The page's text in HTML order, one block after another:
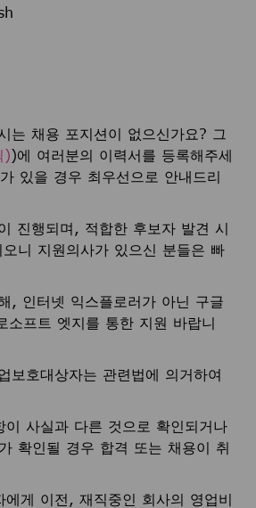
는 채용 포지션이 없으신가요? 그
))에 여러분의 이력서를 등록해주세
있을 경우 최우선으로 안내드리
진행되며, 적합한 후보자 발견 시
니 지원의사가 있으신 분들은 빠
, 인터넷 익스플로러가 아닌 구글
소프트 엣지를 통한 지원 바랍니
보호대상자는 관련법에 의거하여
이 사실과 다른 것으로 확인되거나
확인될 경우 합격 또는 채용이 취
에게 이전, 재직중인 회사의 영업비